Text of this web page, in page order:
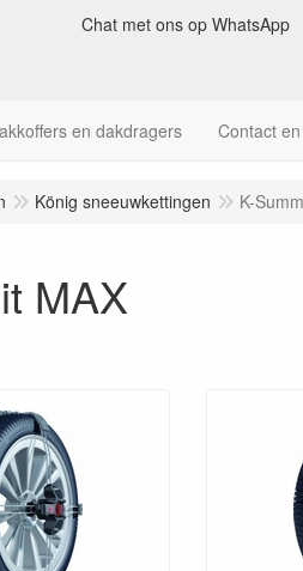
Chat met ons op WhatsApp
en dakdragers Contact
König sneeuwkettingen K-
MAX